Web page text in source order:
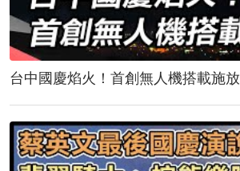
台中國慶焰火！首創無人機搭載施放